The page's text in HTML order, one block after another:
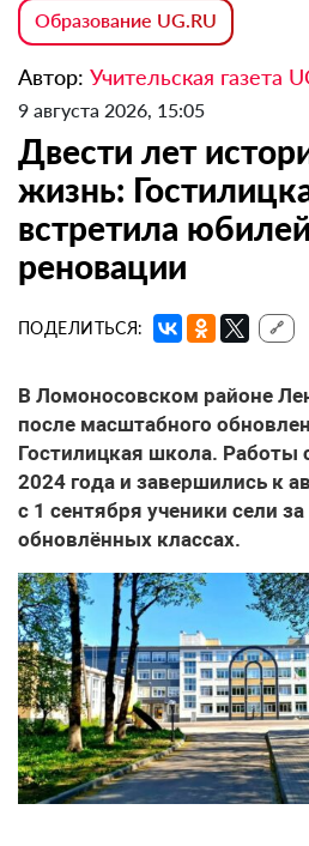
Образование UG.RU
Автор: Учительская газета
9 августа 2026, 15:05
Двести лет
жизнь:
встретила
реновации
ПОДЕЛИТЬСЯ: 🔗
В Ломоносовском районе
после масштабного
Гостилицкая школа. Работы
2024 года и завершились к
с 1 сентября ученики сели
обновлённых классах.